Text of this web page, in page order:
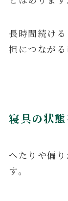
長時間続け
担につながる
寝具の状
へたりや偏
す。